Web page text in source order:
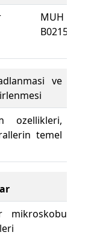
MUH
B0215
ve
ozellikleri,
temel